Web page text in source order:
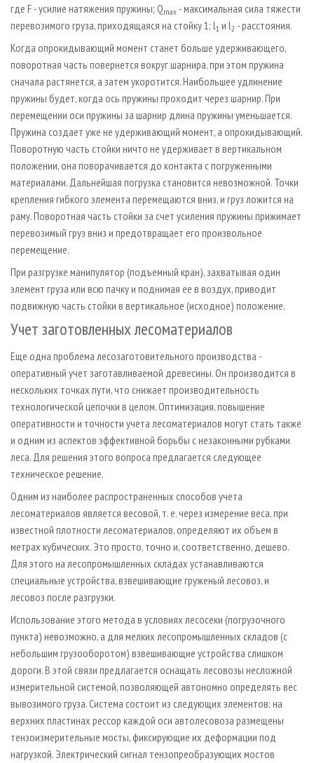
где F - усилие натяжения пружины; Qmax - максимальная сила тяжести
перевозимого груза, приходящаяся на стойку 1; l1 и l2 ­- расстояния.
Когда опрокидывающий момент станет больше удерживающего,
поворотная часть повернется вокруг шарнира, при этом пружина
сначала растянется, а затем укоротится. Наибольшее удлинение
пружины будет, когда ось пружины проходит через шарнир. При
перемещении оси пружины за шарнир длина пружины уменьшается.
Пружина создает уже не удерживающий момент, а опрокидывающий.
Поворотную часть стойки ничто не удерживает в вертикальном
положении, она поворачивается до контакта с погруженными
материалами. Дальнейшая погрузка становится невозможной. Точки
крепления гибкого элемента перемещаются вниз, и груз ложится на
раму. Поворотная часть стойки за счет усиления пружины прижимает
перевозимый груз вниз и предотвращает его произвольное
перемещение.
При разгрузке манипулятор (подъемный кран), захватывая один
элемент груза или всю пачку и поднимая ее в воздух, приводит
подвижную часть стойки в вертикальное (исходное) положение.
Учет заготовленных лесоматериалов
Еще одна проблема лесозаготовительного производства -
оперативный учет заготавливаемой древесины. Он производится в
нескольких точках пути, что снижает производительность
технологической цепочки в целом. Оптимизация, повышение
оперативности и точности учета лесоматериалов могут стать также
и одним из аспектов эффективной борьбы с незаконными рубками
леса. Для решения этого вопроса предлагается следующее
техническое решение.
Одним из наиболее распространенных способов учета
лесоматериалов является весовой, т. е. через измерение веса, при
известной плотности лесоматериалов, определяют их объем в
метрах кубических. Это просто, точно и, соответственно, дешево.
Для этого на лесопромышленных складах устанавливаются
специальные устройства, взвешивающие груженый лесовоз, и
лесовоз после разгрузки.
Использование этого метода в условиях лесосеки (погрузочного
пункта) невозможно, а для мелких лесопромышленных складов (с
небольшим грузооборотом) взвешивающие устройства слишком
дороги. В этой связи предлагается оснащать лесовозы несложной
измерительной системой, позволяющей автономно определять вес
вывозимого груза. Система состоит из следующих элементов: на
верхних пластинах рессор каждой оси автолесовоза размещены
тензоизмерительные мосты, фиксирующие их деформации под
нагрузкой. Электрический сигнал тензопреобразующих мостов